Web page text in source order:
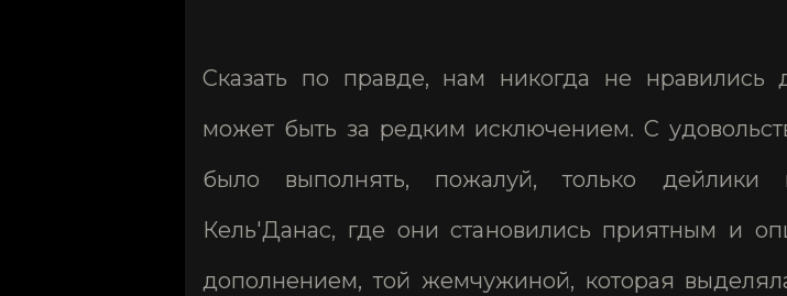
Сказать по правде, нам никогда не нравились
может быть за редким исключением. С
было выполнять, пожалуй, только дейлики
Кель'Данас, где они становились приятным и
дополнением, той жемчужиной, которая